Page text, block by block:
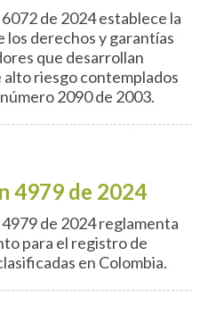
de 2024 establece la
los derechos y garantías
que desarrollan
alto riesgo contemplados
2090 de 2003.
4979 de 2024
de 2024 reglamenta
para el registro de
en Colombia.